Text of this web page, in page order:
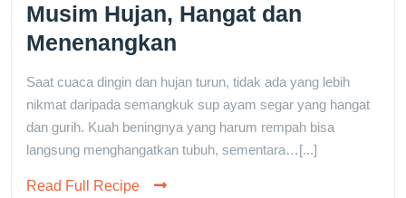
Musim Hujan, Hangat dan
Menenangkan
Saat cuaca dingin dan hujan turun, tidak ada yang lebih
nikmat daripada semangkuk sup ayam segar yang hangat
dan gurih. Kuah beningnya yang harum rempah bisa
langsung menghangatkan tubuh, sementara…[...]
Read Full Recipe